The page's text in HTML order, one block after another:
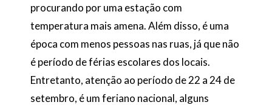
procurando por uma estação com
temperatura mais amena. Além disso, é uma
época com menos pessoas nas ruas, já que não
é período de férias escolares dos locais.
Entretanto, atenção ao período de 22 a 24 de
setembro, é um feriano nacional, alguns